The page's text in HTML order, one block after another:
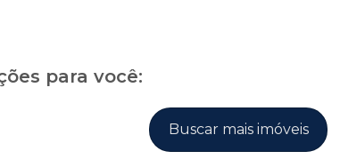
para você:
Buscar mais imóveis